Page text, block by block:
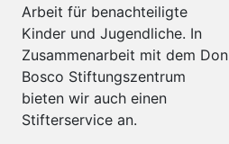
Arbeit für benachteiligte
Kinder und Jugendliche. In
Zusammenarbeit mit dem Don
Bosco Stiftungszentrum
bieten wir auch einen
Stifterservice an.